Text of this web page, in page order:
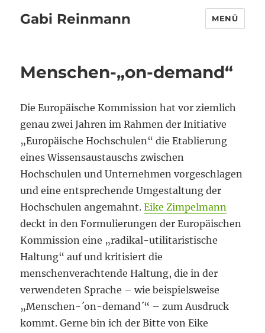
Gabi Reinmann MENÜ
Menschen-„on-demand“
Die Europäische Kommission hat vor ziemlich
genau zwei Jahren im Rahmen der Initiative
„Europäische Hochschulen“ die Etablierung
eines Wissensaustauschs zwischen
Hochschulen und Unternehmen vorgeschlagen
und eine entsprechende Umgestaltung der
Hochschulen angemahnt.Eike Zimpelmann
deckt in den Formulierungen der Europäischen
Kommission eine „radikal-utilitaristische
Haltung“ auf und kritisiert die
menschenverachtende Haltung, die in der
verwendeten Sprache – wie beispielsweise
„Menschen-´on-demand´“ – zum Ausdruck
kommt. Gerne bin ich der Bitte von Eike